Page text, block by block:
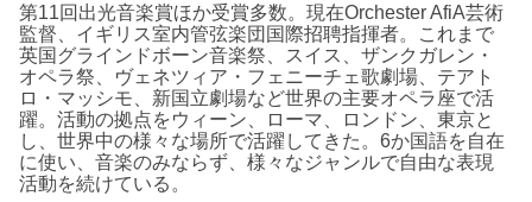
第11回出光音楽賞ほか受賞多数。現在Orchester AfiA芸術
監督、イギリス室内管弦楽団国際招聘指揮者。これまで
英国グラインドボーン音楽祭、スイス、ザンクガレン・
オペラ祭、ヴェネツィア・フェニーチェ歌劇場、テアト
ロ・マッシモ、新国立劇場など世界の主要オペラ座で活
躍。活動の拠点をウィーン、ローマ、ロンドン、東京と
し、世界中の様々な場所で活躍してきた。6か国語を自在
に使い、音楽のみならず、様々なジャンルで自由な表現
活動を続けている。